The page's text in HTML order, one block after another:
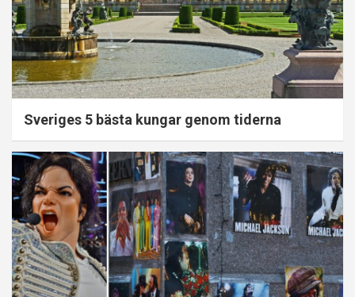
Sveriges 5 bästa kungar genom tiderna